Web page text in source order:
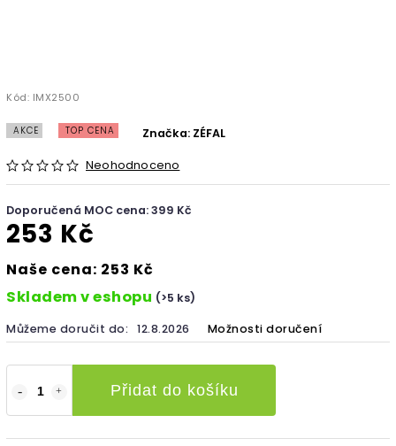
Kód: IMX2500
AKCE TOP CENA
Neohodnoceno
Značka: ZÉFAL
Doporučená MOC cena: 399 Kč
253 Kč
Naše cena: 253 Kč
Skladem v eshopu (>5 ks)
Můžeme doručit do: 12.8.2026 Možnosti doručení
Přidat do košíku